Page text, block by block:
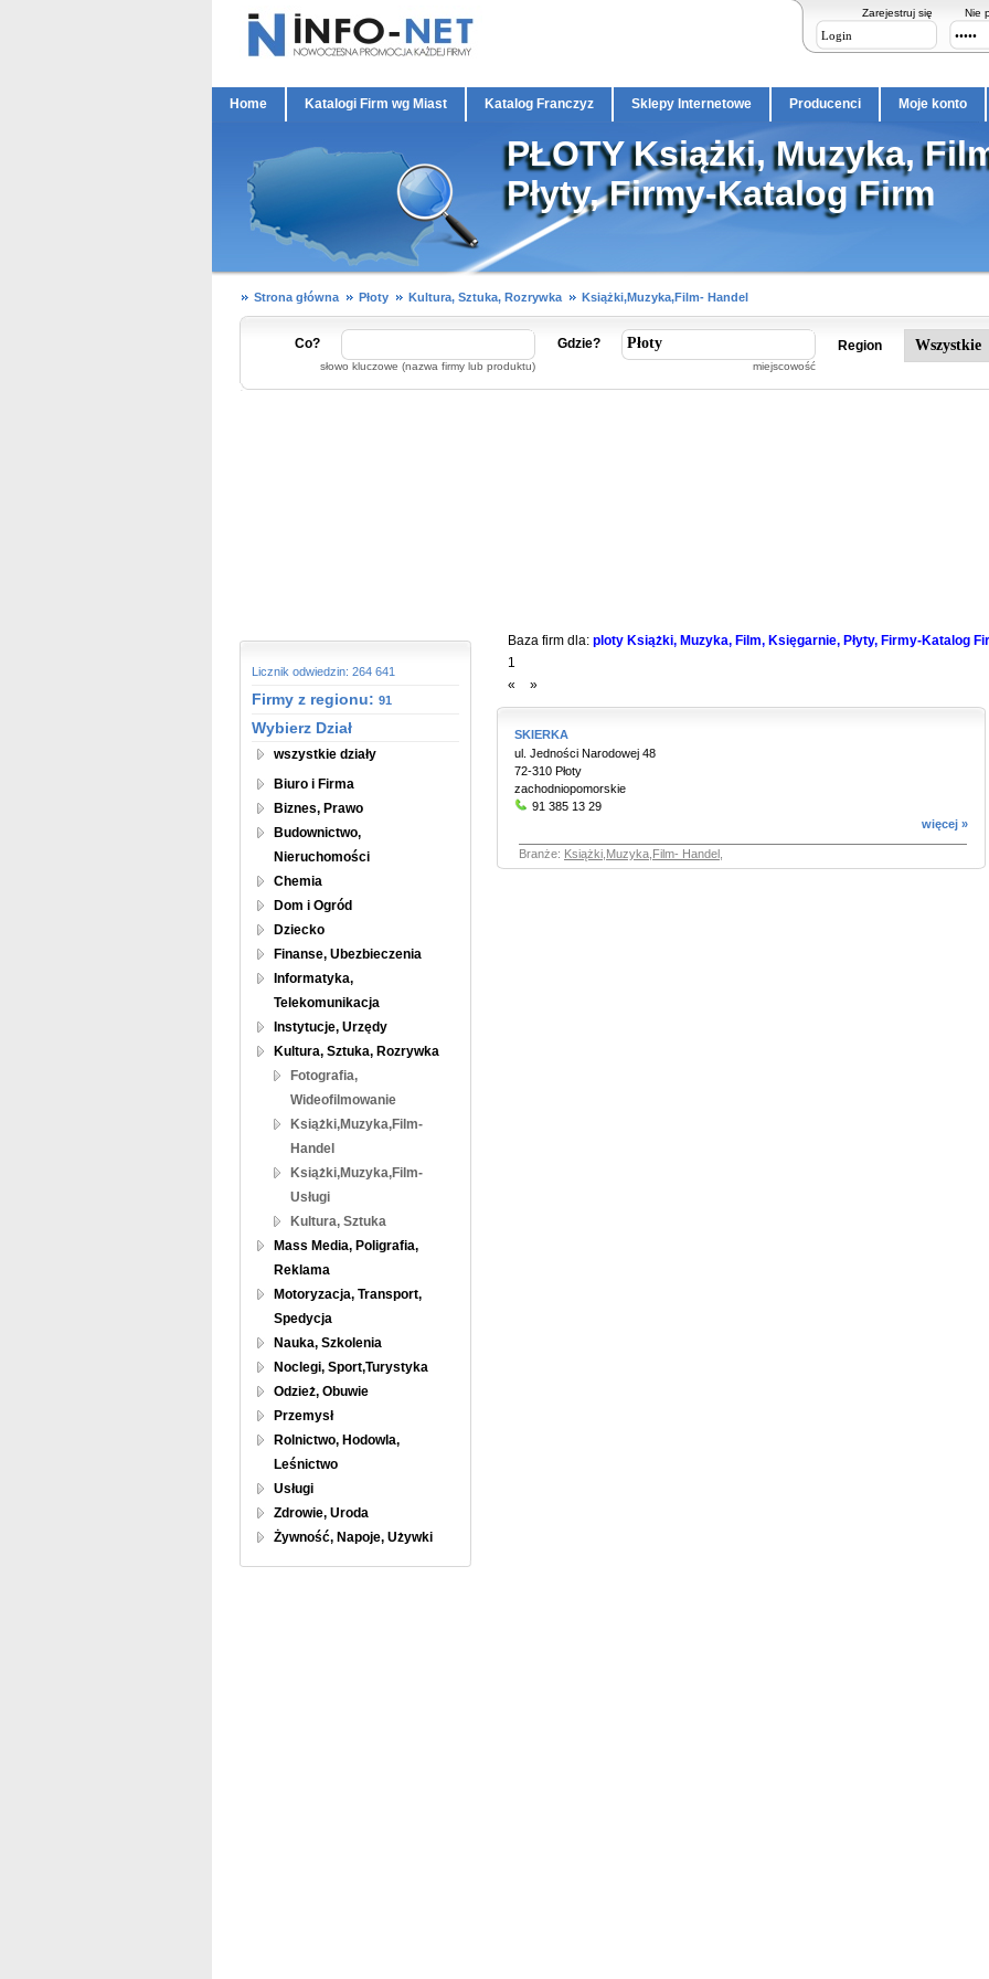
Zarejestruj się Nie
Home Katalogi Firm wg Miast Katalog Franczyz Sklepy Internetowe Producenci Moje konto
PŁOTY Książki, Muzyka,
Płyty, Firmy-Katalog Firm
Strona główna Płoty Kultura, Sztuka, Rozrywka Książki,Muzyka,Film- Handel
Co?
słowo kluczowe (nazwa firmy lub produktu)
Gdzie?
miejscowość
Region
Licznik odwiedzin: 264 641
Firmy z regionu: 91
Wybierz Dział
wszystkie działy
Biuro i Firma
Biznes, Prawo
Budownictwo,
Nieruchomości
Chemia
Dom i Ogród
Dziecko
Finanse, Ubezbieczenia
Informatyka,
Telekomunikacja
Instytucje, Urzędy
Kultura, Sztuka, Rozrywka
Fotografia,
Wideofilmowanie
Książki,Muzyka,Film-
Handel
Książki,Muzyka,Film-
Usługi
Kultura, Sztuka
Mass Media, Poligrafia,
Reklama
Motoryzacja, Transport,
Spedycja
Nauka, Szkolenia
Noclegi, Sport,Turystyka
Odzież, Obuwie
Przemysł
Rolnictwo, Hodowla,
Leśnictwo
Usługi
Zdrowie, Uroda
Żywność, Napoje, Używki
Baza firm dla: ploty Książki, Muzyka, Film, Księgarnie, Płyty, Firmy-Katalog
1
«
»
SKIERKA
ul. Jedności Narodowej 48
72-310 Płoty
zachodniopomorskie
91 385 13 29
więcej »
Branże: Książki,Muzyka,Film- Handel